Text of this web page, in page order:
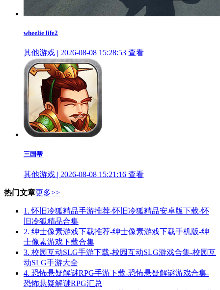
wheelie life2
其他游戏 | 2026-08-08 15:28:53 查看
三国帮
其他游戏 | 2026-08-08 15:21:16 查看
热门文章更多>>
1. 怀旧冷狐精品手游推荐-怀旧冷狐精品安卓版下载-怀
旧冷狐精品合集
2. 绅士像素游戏下载推荐-绅士像素游戏下载手机版-绅
士像素游戏下载合集
3. 校园互动SLG手游下载-校园互动SLG游戏合集-校园互
动SLG手游大全
4. 恐怖悬疑解谜RPG手游下载-恐怖悬疑解谜游戏合集-
恐怖悬疑解谜RPG汇总